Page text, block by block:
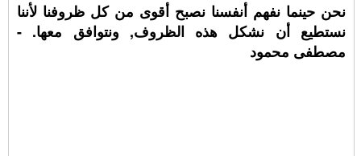
نحن حينما نفهم أنفسنا نصبح أقوى من كل ظروفنا لأننا
نستطيع أن نشكل هذه الظروف, ونتوافق معها. -
مصطفى محمود